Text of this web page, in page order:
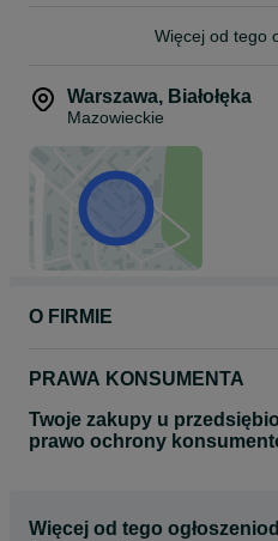
Więcej od tego
Warszawa, Białołęka
Mazowieckie
O FIRMIE
PRAWA KONSUMENTA
Twoje zakupy u
prawo ochrony
Więcej od tego